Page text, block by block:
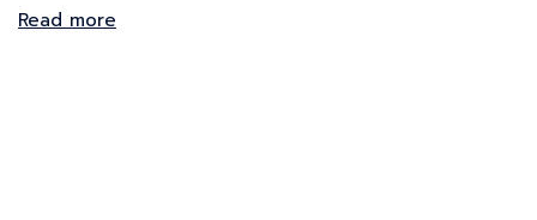
Read more